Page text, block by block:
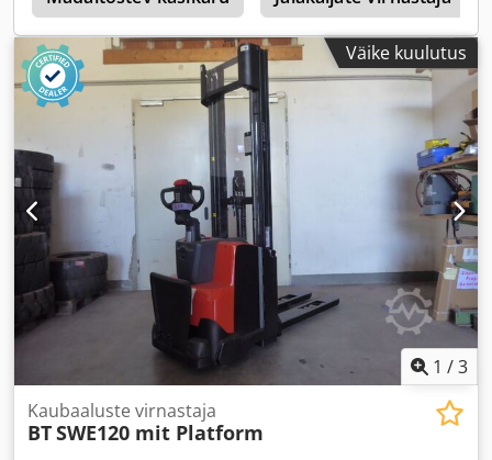
Väike kuulutus
1 /3
Kaubaaluste virnastaja
BTSWE120 mit Platform